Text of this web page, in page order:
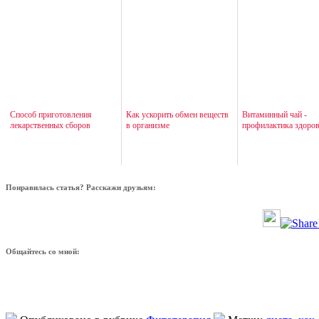
Способ приготовления
лекарственных сборов
Как ускорить обмен веществ
в организме
Витаминный чай -
профилактика
Понравилась статья? Расскажи друзьям:
Общайтесь со мной: